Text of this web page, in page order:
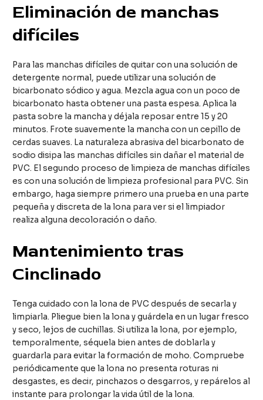
Eliminación de manchas
difíciles
Para las manchas difíciles de quitar con una solución de
detergente normal, puede utilizar una solución de
bicarbonato sódico y agua. Mezcla agua con un poco de
bicarbonato hasta obtener una pasta espesa. Aplica la
pasta sobre la mancha y déjala reposar entre 15 y 20
minutos. Frote suavemente la mancha con un cepillo de
cerdas suaves. La naturaleza abrasiva del bicarbonato de
sodio disipa las manchas difíciles sin dañar el material de
PVC. El segundo proceso de limpieza de manchas difíciles
es con una solución de limpieza profesional para PVC. Sin
embargo, haga siempre primero una prueba en una parte
pequeña y discreta de la lona para ver si el limpiador
realiza alguna decoloración o daño.
Mantenimiento tras
Cinclinado
Tenga cuidado con la lona de PVC después de secarla y
limpiarla. Pliegue bien la lona y guárdela en un lugar fresco
y seco, lejos de cuchillas. Si utiliza la lona, por ejemplo,
temporalmente, séquela bien antes de doblarla y
guardarla para evitar la formación de moho. Compruebe
periódicamente que la lona no presenta roturas ni
desgastes, es decir, pinchazos o desgarros, y repárelos al
instante para prolongar la vida útil de la lona.